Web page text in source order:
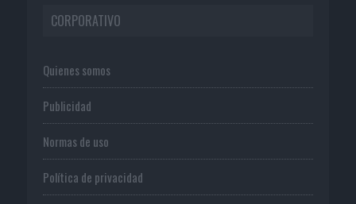
CORPORATIVO
Quienes somos
Publicidad
Normas de uso
Política de privacidad